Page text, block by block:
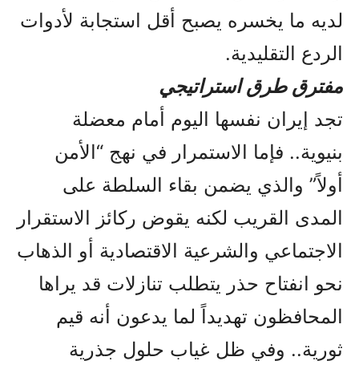
لديه ما يخسره يصبح أقل استجابة لأدوات
الردع التقليدية.
مفترق طرق استراتيجي
تجد إيران نفسها اليوم أمام معضلة
بنيوية.. فإما الاستمرار في نهج “الأمن
أولاً” والذي يضمن بقاء السلطة على
المدى القريب لكنه يقوض ركائز الاستقرار
الاجتماعي والشرعية الاقتصادية أو الذهاب
نحو انفتاح حذر يتطلب تنازلات قد يراها
المحافظون تهديداً لما يدعون أنه قيم
ثورية.. وفي ظل غياب حلول جذرية